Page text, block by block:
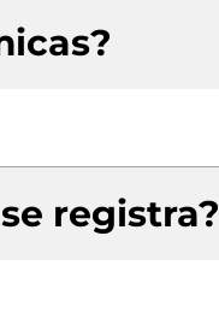
registra?